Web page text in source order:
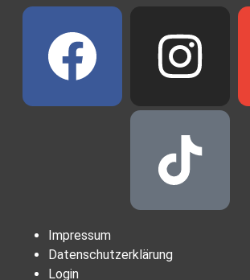
Impressum
Datenschutzerklärung
Login